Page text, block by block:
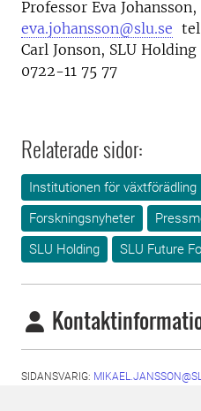
Professor Eva Johansson,
eva.johansson@slu.se
Carl Jonson, SLU Holding
0722-11 75 77
Relaterade sidor:
Institutionen för växtförädling
Forskningsnyheter
SLU Holding
SLU Future
SIDANSVARIG: